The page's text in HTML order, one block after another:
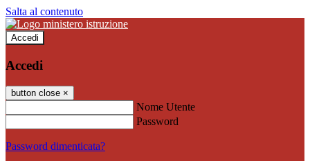
Salta al contenuto
Accedi
Accedi
button close ×
Nome Utente
Password
Password dimenticata?